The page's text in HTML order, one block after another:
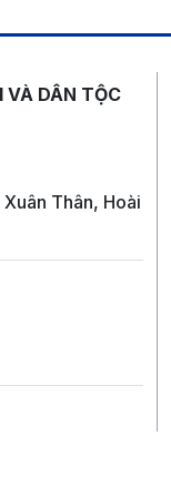
VÀ DÂN TỘC
Thân, Hoài